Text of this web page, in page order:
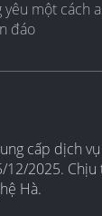
một cách
đáo
cấp dịch
12/2025.
Hà.